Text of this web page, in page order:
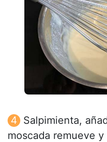
Salpimienta,
moscada remueve